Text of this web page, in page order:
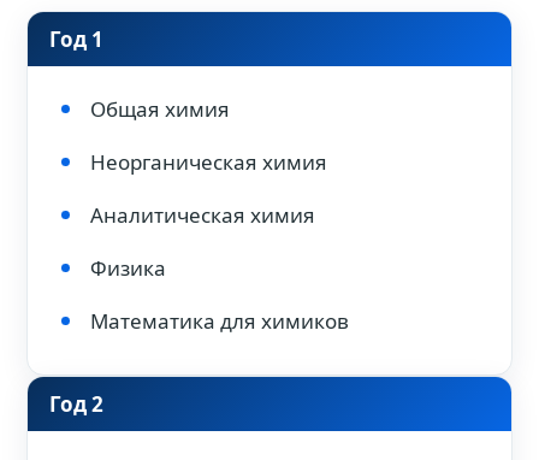
Год 1
Общая химия
Неорганическая химия
Аналитическая химия
Физика
Математика для химиков
Год 2